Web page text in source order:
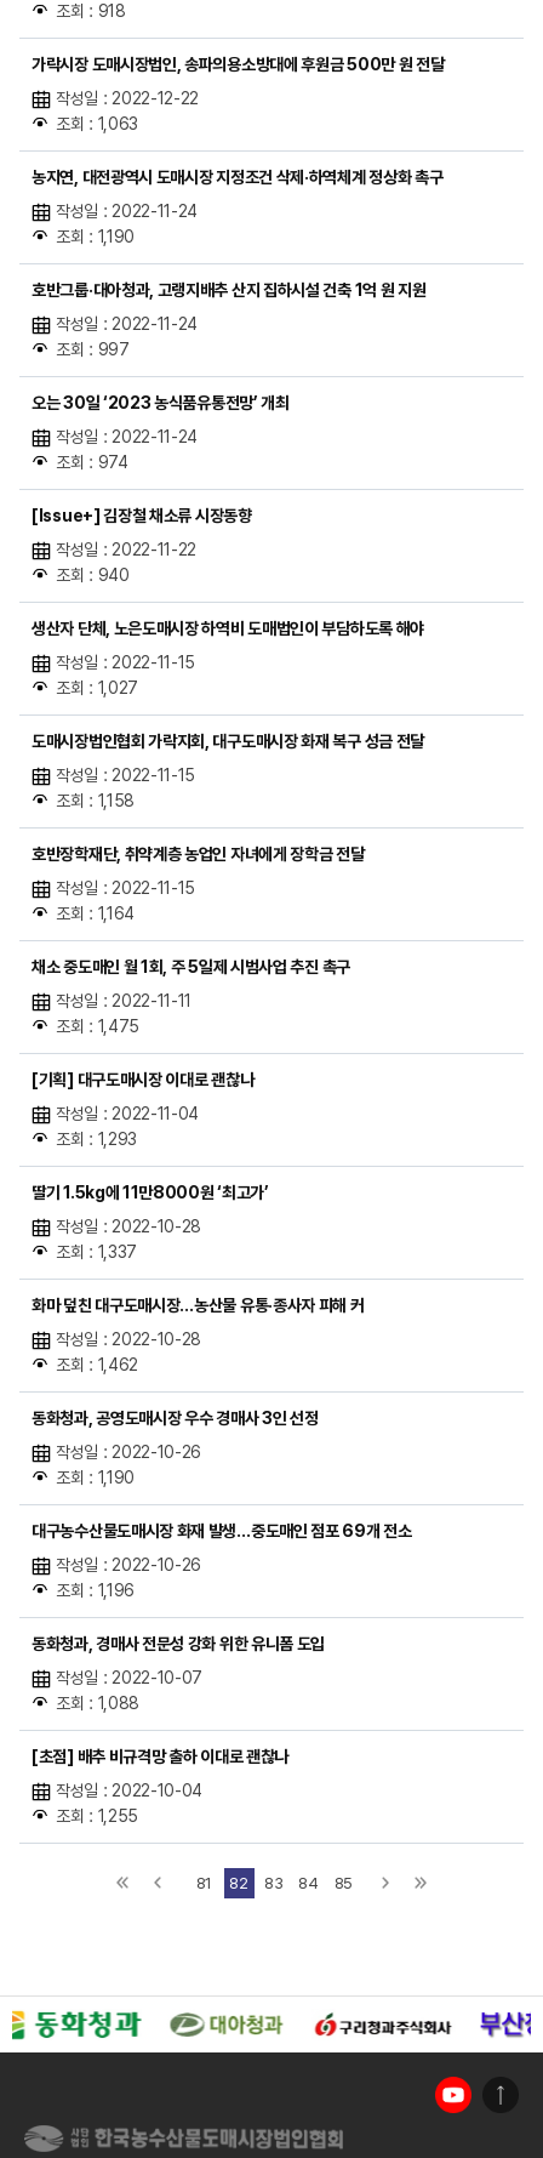
조회 : 918
가락시장 도매시장법인, 송파의용소방대에 후원금 500만 원 전달
작성일 : 2022-12-22
조회 : 1,063
농지연, 대전광역시 도매시장 지정조건 삭제·하역체계 정상화 촉구
작성일 : 2022-11-24
조회 : 1,190
호반그룹·대아청과, 고랭지배추 산지 집하시설 건축 1억 원 지원
작성일 : 2022-11-24
조회 : 997
오는 30일 ‘2023 농식품유통전망’ 개최
작성일 : 2022-11-24
조회 : 974
[Issue+] 김장철 채소류 시장동향
작성일 : 2022-11-22
조회 : 940
생산자 단체, 노은도매시장 하역비 도매법인이 부담하도록 해야
작성일 : 2022-11-15
조회 : 1,027
도매시장법인협회 가락지회, 대구도매시장 화재 복구 성금 전달
작성일 : 2022-11-15
조회 : 1,158
호반장학재단, 취약계층 농업인 자녀에게 장학금 전달
작성일 : 2022-11-15
조회 : 1,164
채소 중도매인 월 1회, 주 5일제 시범사업 추진 촉구
작성일 : 2022-11-11
조회 : 1,475
[기획] 대구도매시장 이대로 괜찮나
작성일 : 2022-11-04
조회 : 1,293
딸기 1.5kg에 11만8000원 ‘최고가’
작성일 : 2022-10-28
조회 : 1,337
화마 덮친 대구도매시장…농산물 유통·종사자 피해 커
작성일 : 2022-10-28
조회 : 1,462
동화청과, 공영도매시장 우수 경매사 3인 선정
작성일 : 2022-10-26
조회 : 1,190
대구농수산물도매시장 화재 발생…중도매인 점포 69개 전소
작성일 : 2022-10-26
조회 : 1,196
동화청과, 경매사 전문성 강화 위한 유니폼 도입
작성일 : 2022-10-07
조회 : 1,088
[초점] 배추 비규격망 출하 이대로 괜찮나
작성일 : 2022-10-04
조회 : 1,255
81 82 83 84 85